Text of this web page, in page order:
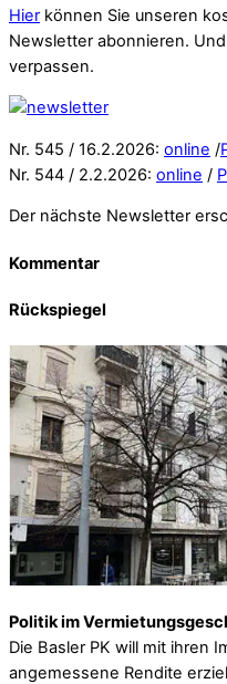
Hier können Sie unseren
Newsletter abonnieren.
verpassen.
Nr. 545 / 16.2.2026: online /
Nr. 544 / 2.2.2026: online /
Der nächste Newsletter
Kommentar
Rückspiegel
Politik im
Die Basler PK will mit ihren
angemessene Rendite